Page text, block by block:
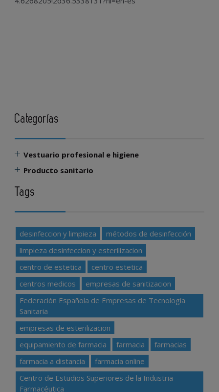
Categorías
Vestuario profesional e higiene
Producto sanitario
Tags
desinfeccion y limpieza
métodos de desinfección
limpieza desinfeccion y esterilizacion
centro de estetica
centro estetica
centros medicos
empresas de sanitizacion
Federación Española de Empresas de Tecnología
Sanitaria
empresas de esterilizacion
equipamiento de farmacia
farmacia
farmacias
farmacia a distancia
farmacia online
Centro de Estudios Superiores de la Industria
Farmacéutica